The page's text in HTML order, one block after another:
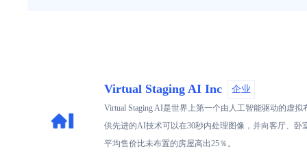
Virtual Staging AI Inc 企业
Virtual Staging AI是世界上第一个由人工智能驱动的虚
供先进的AI技术可以在30秒内处理图像，并向客厅、
平均售价比未布置的房屋高出25％。